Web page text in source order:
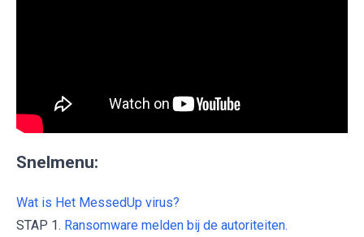
Snelmenu:
Wat is Het MessedUp virus?
STAP 1. Ransomware melden bij de autoriteiten.